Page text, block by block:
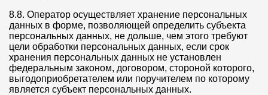
8.8. Оператор осуществляет хранение персональных
данных в форме, позволяющей определить субъекта
персональных данных, не дольше, чем этого требуют
цели обработки персональных данных, если срок
хранения персональных данных не установлен
федеральным законом, договором, стороной которого,
выгодоприобретателем или поручителем по которому
является субъект персональных данных.